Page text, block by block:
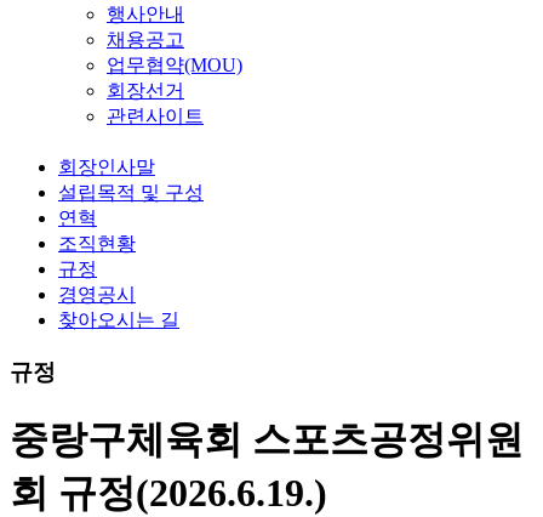
행사안내
채용공고
업무협약(MOU)
회장선거
관련사이트
회장인사말
설립목적 및 구성
연혁
조직현황
규정
경영공시
찾아오시는 길
규정
중랑구체육회 스포츠공정위원
회 규정(2026.6.19.)